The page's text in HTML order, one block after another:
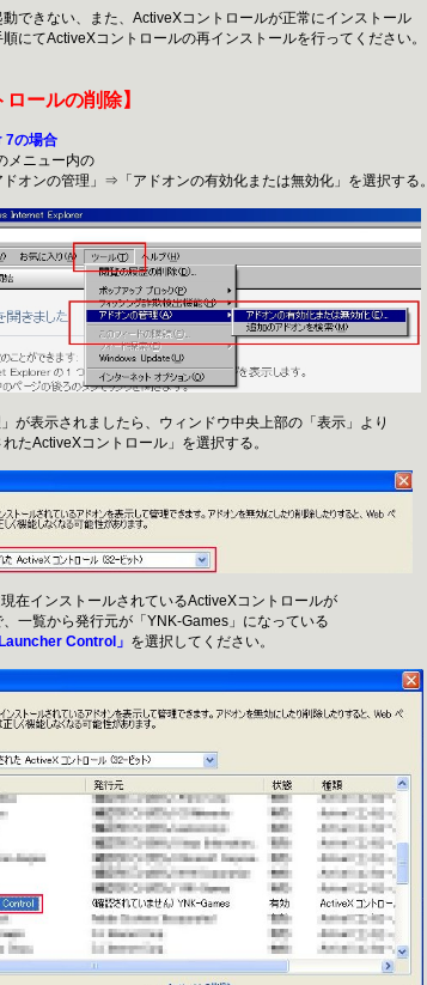
できない、また、ActiveXコントロールが正常にインストール
にてActiveXコントロールの再インストールを行ってください。
ールの削除】
の場合
メニュー内の
ンの管理」⇒「アドオンの有効化または無効化」を選択する。
が表示されましたら、ウィンドウ中央上部の「表示」より
ActiveXコントロール」を選択する。
在インストールされているActiveXコントロールが
覧から発行元が「YNK-Games」になっている
Control」 を選択してください。